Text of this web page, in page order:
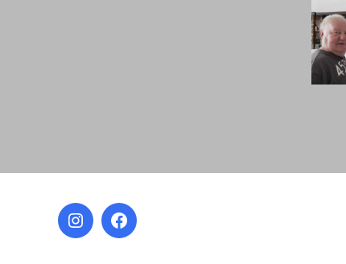
InstagramFacebook